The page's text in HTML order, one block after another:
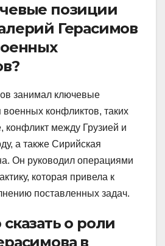
позиции
Герасимов
занимал ключевые
конфликтов, таких
конфликт между Грузией и
а также Сирийская
Он руководил операциями
которая привела к
поставленных задач.
о роли
в